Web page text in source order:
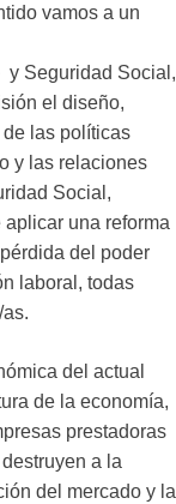
vamos a un
y Seguridad Social,
el diseño,
las políticas
y las relaciones
Social,
una reforma
del poder
laboral, todas
del actual
de la economía,
prestadoras
a la
del mercado y la